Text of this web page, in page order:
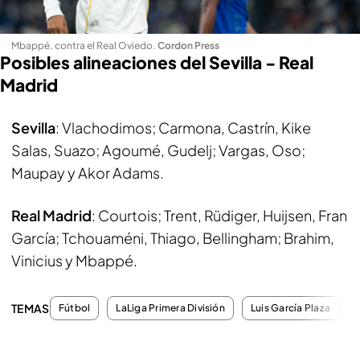
Mbappé, contra el Real Oviedo. Cordon Press
Posibles alineaciones del Sevilla - Real
Madrid
Sevilla: Vlachodimos; Carmona, Castrín, Kike
Salas, Suazo; Agoumé, Gudelj; Vargas, Oso;
Maupay y Akor Adams.
Real Madrid: Courtois; Trent, Rüdiger, Huijsen, Fran
García; Tchouaméni, Thiago, Bellingham; Brahim,
Vinicius y Mbappé.
TEMAS Fútbol LaLiga Primera División Luis García Plaza